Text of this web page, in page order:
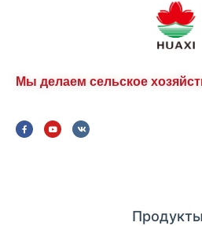
Мы делаем сельское
Продукты